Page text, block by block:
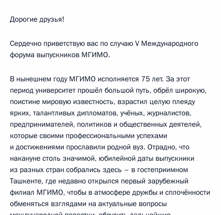
Дорогие друзья!
Сердечно приветствую вас по случаю V Международного
форума выпускников МГИМО.
В нынешнем году МГИМО исполняется 75 лет. За этот
период университет прошёл большой путь, обрёл широкую,
поистине мировую известность, взрастил целую плеяду
ярких, талантливых дипломатов, учёных, журналистов,
предпринимателей, политиков и общественных деятелей,
которые своими профессиональными успехами
и достижениями прославили родной вуз. Отрадно, что
накануне столь значимой, юбилейной даты выпускники
из разных стран собрались здесь – в гостеприимном
Ташкенте, где недавно открылся первый зарубежный
филиал МГИМО, чтобы в атмосфере дружбы и сплочённости
обменяться взглядами на актуальные вопросы